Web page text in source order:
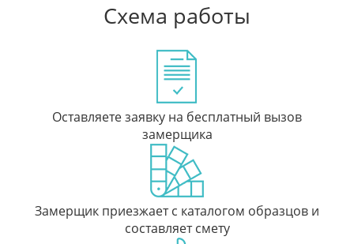
Схема работы
Оставляете заявку на бесплатный вызов
замерщика
Замерщик приезжает с каталогом образцов и
составляет смету